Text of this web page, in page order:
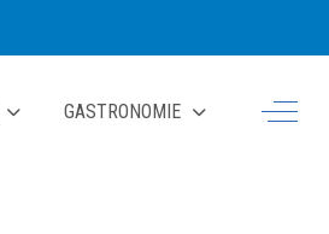
GASTRONOMIE Off-